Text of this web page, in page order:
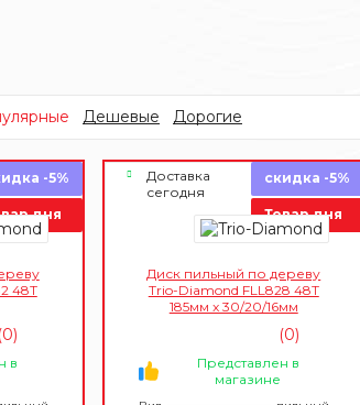
Дешевые Дорогие
-5%
дня
48Т
(0)
в
Доставка
сегодня
скидка -5%
Товар дня
Диск пильный по дереву
Trio-Diamond FLL828 48Т
185мм x 30/20/16мм
(0)
Представлен в
магазине